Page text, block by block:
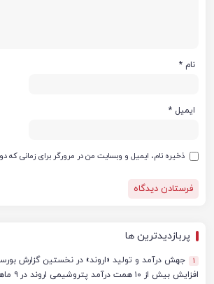
نام *
ایمیل *
ذخیره نام، ایمیل و وبسایت من در مرورگر برای زمانی که
پربازدیدترین ها
1
جهش درآمد و تولید «اروند» در نخستین گزارش
افزایش بیش از ۱۰ همت درآمد پتروشیمی اروند در ۹ ماهه ۱۴۰۴